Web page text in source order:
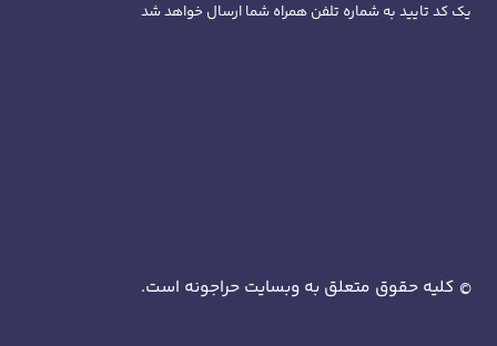
یک کد تایید به شماره تلفن همراه شما ارسال خواهد شد
© کلیه حقوق متعلق به وبسایت حراجونه است.